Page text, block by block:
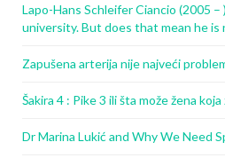
Lapo-Hans Schleifer Ciancio (2005
university. But does that mean he is
Zapušena arterija nije najveći
Šakira 4 : Pike 3 ili šta može žena
Dr Marina Lukić and Why We Need